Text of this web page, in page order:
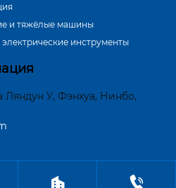
и тяжёлые машины
инструменты
Ляндун У, Фэнхуа, Нинбо,
 